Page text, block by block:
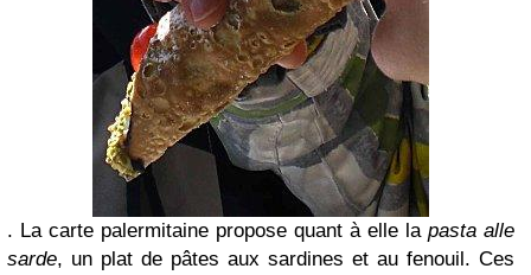
. La carte palermitaine propose quant à elle la pasta alle
sarde, un plat de pâtes aux sardines et au fenouil. Ces